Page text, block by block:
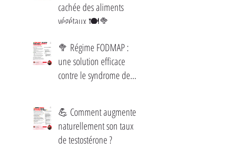
cachée des aliments
végétaux 🍽️🥦
🥦 Régime FODMAP :
une solution efficace
contre le syndrome de
💪 Comment augmenter
naturellement son taux
de testostérone ?